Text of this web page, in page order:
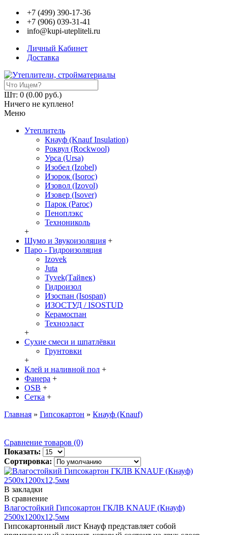
+7 (499) 390-17-36
+7 (906) 039-31-41
info@kupi-utepliteli.ru
Личный Кабинет
Доставка
Шт: 0 (0.00 руб.)
Ничего не куплено!
Меню
Утеплитель
Кнауф (Knauf Insulation)
Роквул (Rockwool)
Урса (Ursa)
Изобел (Izobel)
Изорок (Isoroc)
Изовол (Izovol)
Изовер (Isover)
Парок (Paroс)
Пеноплэкс
Технониколь
+
Шумо и Звукоизоляция +
Паро - Гидроизоляция
Izovek
Juta
Tyvek(Тайвек)
Гидроизол
Изоспан (Isospan)
ИЗОСТУД / ISOSTUD
Керамоспан
Техноэласт
+
Сухие смеси и шпатлёвки
Грунтовки
+
Клей и наливной пол +
Фанера +
OSB +
Сетка +
Главная » Гипсокартон » Кнауф (Knauf)
Сравнение товаров (0)
Показать:
Сортировка:
В закладки
В сравнение
Влагостойкий Гипсокартон ГКЛВ KNAUF (Кнауф)
2500х1200х12,5мм
Гипсокартонный лист Кнауф представляет собой